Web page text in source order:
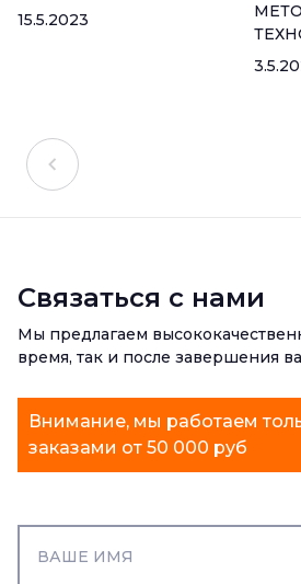
15.5.2023
Связаться с нами
Мы предлагаем
время, так и после завершения
Внимание, мы работаем
заказами от 50 000 руб